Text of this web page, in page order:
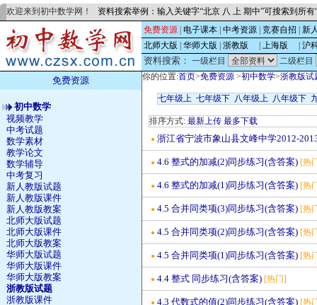
欢迎来到初中数学网！ 资料搜索举例：输入关键字“北京 八 上 期中”可搜索到所
免费资源 电子课本 中考资源 竞赛自招
新
北师大版
华师大版 浙教版 上海版 沪
资料搜索： 一级栏目 二级栏目
免费资源
初中数学
视频教学
中考试题
数学素材
教学论文
数学辅导
中考复习
新人教版试题
新人教版课件
新人教版教案
北师大版试题
北师大版课件
北师大版教案
华师大版试题
华师大版课件
华师大版教案
浙教版试题
浙教版课件
你的位置:首页>免费资源 >初中数学>浙教版试
七年级上 七年级下 八年级上 八年级下
排序方式: 最新上传 最多下载
● 浙江省宁波市象山县文峰中学2012-
● 4.6 整式的加减(2)同步练习(含答案) [热
● 4.6 整式的加减(1)同步练习(含答案) [热
● 4.5 合并同类项(3)同步练习(含答案) [热
● 4.5 合并同类项(2)同步练习(含答案) [热
● 4.5 合并同类项(1)同步练习(含答案) [热
● 4.4 整式 同步练习(含答案) [热门]
● 4.3 代数式的值(2)同步练习(含答案) [热